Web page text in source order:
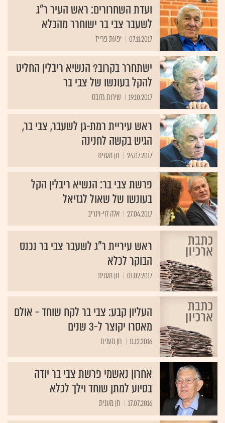
ועדת השחרורים: ראש העיר ר"ג
לשעבר צבי בר ישוחרר מהכלא
07.11.2017 יפעת פרייז
ישתחרר בקרוב? הנשיא ריבלין החליט
להקל בעונשו של צבי בר
19.10.2017 שירות גלובס
ראש עיריית רמת-גן לשעבר, צבי בר,
הגיש בקשה לחנינה
24.07.2017 חן מענית
פרשת צבי בר: הנשיא ריבלין הקל
בעונשו של שאול לגזיאל
27.04.2017 אלה לוי-וינריב
ראש עיריית ר"ג לשעבר צבי בר נכנס
הבוקר לכלא
01.02.2017 חן מענית
העליון קבע: צבי בר לקח שוחד - אולם
מאסרו יקוצר ל-3 שנים
11.12.2016 חן מענית
אחרון נאשמי פרשת צבי בר יודה
בסיוע למתן שוחד וילך לכלא
17.07.2016 חן מענית